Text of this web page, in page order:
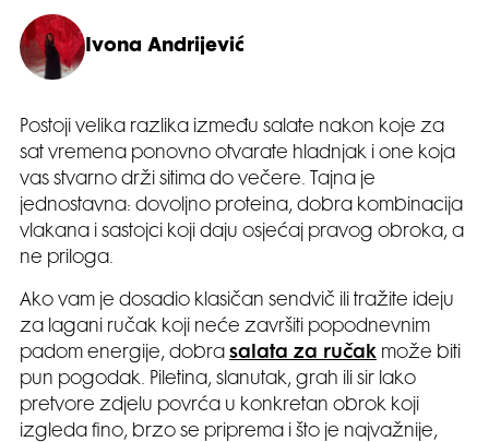
Ivona Andrijević
Postoji velika razlika između salate nakon koje za
sat vremena ponovno otvarate hladnjak i one koja
vas stvarno drži sitima do večere. Tajna je
jednostavna: dovoljno proteina, dobra kombinacija
vlakana i sastojci koji daju osjećaj pravog obroka, a
ne priloga.
Ako vam je dosadio klasičan sendvič ili tražite ideju
za lagani ručak koji neće završiti popodnevnim
padom energije, dobra salata za ručak može biti
pun pogodak. Piletina, slanutak, grah ili sir lako
pretvore zdjelu povrća u konkretan obrok koji
izgleda fino, brzo se priprema i što je najvažnije,